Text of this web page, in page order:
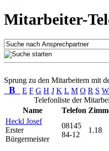
Mitarbeiter-
Sprung zu den Mitarbeitern mit
B E F G H J K L M O R S W
Telefonliste der
Name
Telefon
Heckl Josef
Erster
Bürgermeister
08145
84-12
1.18